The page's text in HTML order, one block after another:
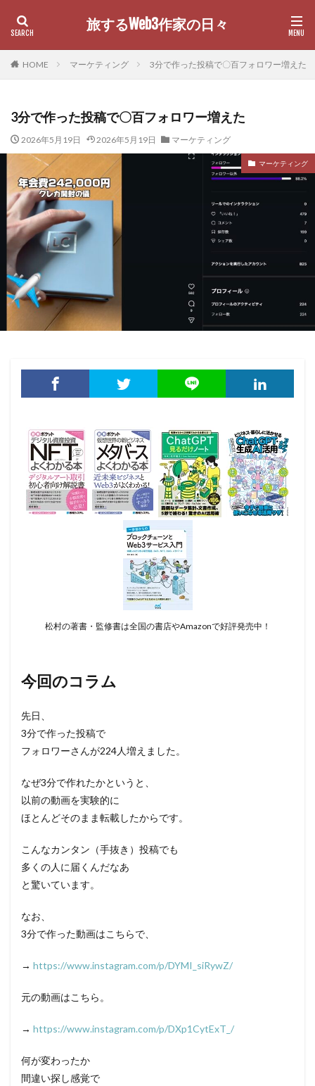
旅するWeb3作家の日々
HOME マーケティング 3分で作った投稿で〇百フォロワー増えた
3分で作った投稿で〇百フォロワー増えた
2026年5月19日 2026年5月19日 マーケティング
マーケティング
松村の著書・監修書は全国の書店やAmazonで好評発売中！
今回のコラム
先日、
3分で作った投稿で
フォロワーさんが224人増えました。
なぜ3分で作れたかというと、
以前の動画を実験的に
ほとんどそのまま転載したからです。
こんなカンタン（手抜き）投稿でも
多くの人に届くんだなあ
と驚いています。
なお、
3分で作った動画はこちらで、
→ https://www.instagram.com/p/DYMI_siRywZ/
元の動画はこちら。
→ https://www.instagram.com/p/DXp1CytExT_/
何が変わったか
間違い探し感覚で
検索